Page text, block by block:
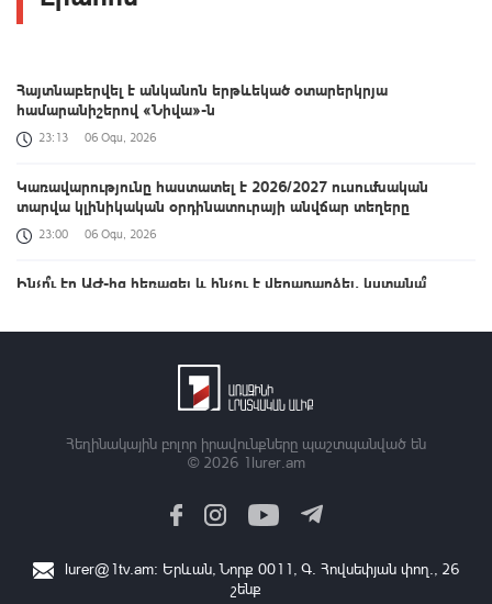
Հայտնաբերվել է անկանոն երթևեկած օտարերկրյա
համարանիշերով «Նիվա»-ն
23:13 06 Օգս, 2026
Կառավարությունը հաստատել է 2026/2027 ուսումնական
տարվա կլինիկական օրդինատուրայի անվճար տեղերը
23:00 06 Օգս, 2026
Ինչո՞ւ էր ԱԺ-ից հեռացել և ինչու է վերադարձել, կստանա՞
22:48 06 Օգս, 2026
Ընդդիմությունը հիմա բաց նավարկության մեջ է, առանձնապես
չեմ հասկանում հետապնդած օրակարգը. Ալեքսանյան
Հրդեհ է բռնկվել Սիլիկյան թաղամասի հարևանությամբ
Հեղինակային բոլոր իրավունքները պաշտպանված են
© 2026 1lurer.am
lurer@1tv.am։ Երևան, Նորք 0011, Գ․ Հովսեփյան փող., 26
շենք